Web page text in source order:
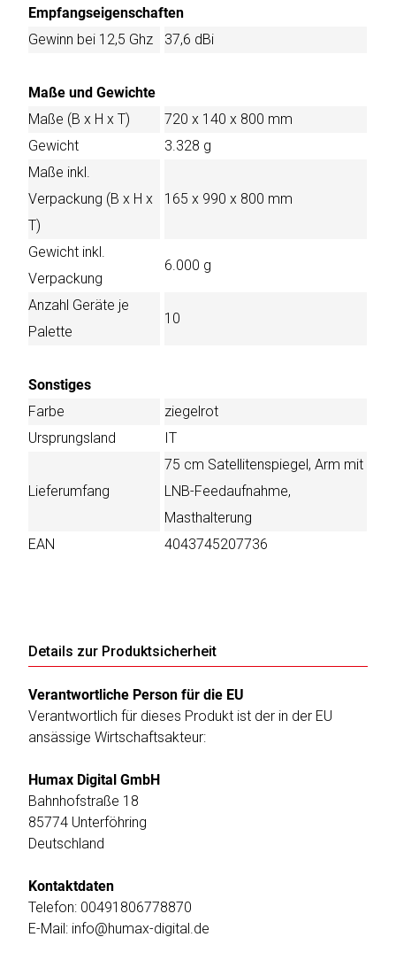
Empfangseigenschaften
Gewinn bei 12,5 Ghz
37,6 dBi
Maße und Gewichte
Maße (B x H x T)
720 x 140 x 800 mm
Gewicht
3.328 g
Maße inkl.
Verpackung (B x H x
T)
165 x 990 x 800 mm
Gewicht inkl.
Verpackung
6.000 g
Anzahl Geräte je
Palette
10
Sonstiges
Farbe
ziegelrot
Ursprungsland
IT
Lieferumfang
75 cm Satellitenspiegel, Arm mit
LNB-Feedaufnahme,
Masthalterung
EAN
4043745207736
Details zur Produktsicherheit
Verantwortliche Person für die EU
Verantwortlich für dieses Produkt ist der in der EU
ansässige Wirtschaftsakteur:
Humax Digital GmbH
Bahnhofstraße 18
85774 Unterföhring
Deutschland
Kontaktdaten
Telefon: 00491806778870
E-Mail: info@humax-digital.de